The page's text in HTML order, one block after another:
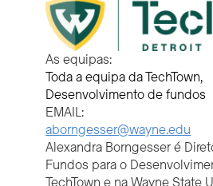
As equipas:
Toda a equipa da TechTown
Desenvolvimento de fundos
EMAIL:
aborngesser@wayne.edu
Alexandra Borngesser é
Fundos para o